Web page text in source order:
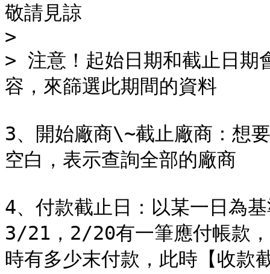
敬請見諒
>
> 注意！起始日期和截止日期
容，來篩選此期間的資料
3、開始廠商\~截止廠商：想
空白，表示查詢全部的廠商
4、付款截止日：以某一日為
3/21，2/20有一筆應付帳款
時有多少末付款，此時【收